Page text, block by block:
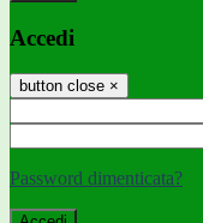
Accedi
button close ×
Password dimenticata?